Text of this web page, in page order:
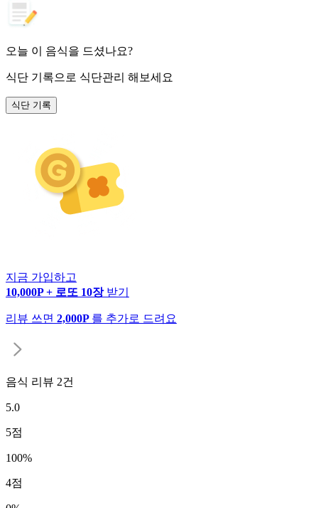
오늘 이 음식을 드셨나요?
식단 기록으로 식단관리 해보세요
식단 기록
지금 가입하고
10,000P + 로또 10장 받기
리뷰 쓰면 2,000P 를 추가로 드려요
음식 리뷰 2건
5.0
5점
100%
4점